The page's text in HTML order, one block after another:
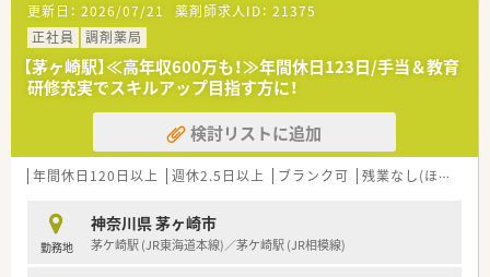
【募集背景と求める人物像について】
■茅ヶ崎市ほか近隣に多数店舗があるため薬剤師を積極募集
■調剤の実務経験が2年以上ある方を募集しており、周囲と協力
しながら主体的に業務へ取り組める方は大歓迎です。
■研修認定薬剤師の資格を既にお持ちの方、あるいは入社後1年
以内に取得する意欲のある方を積極的に採用しています。
【職場環境と雰囲気】
■リピーターの患者様が7割を超えており、顔なじみの方々とじ
■スタッフ同士のコミュニケーションが活発で、複数名体制によ
る相互監査などの協力体制がしっかりと整っています。
■医療機関との連携もスムーズであり、医師との疑義照会や情報
更新日： 2026/07/21 薬剤師求人ID： 21375
正社員
調剤薬局
【茅ヶ崎駅】≪高年収600万も！≫年間休日123日/手当＆教育
研修充実でスキルアップ目指す方に！
検討リストに追加
年間休日120日以上 週休2.5日以上 ブランク可 残業なし(ほぼなし含む)
勤務地
神奈川県 茅ヶ崎市
茅ケ崎駅 (JR東海道本線)／茅ケ崎駅 (JR相模線)